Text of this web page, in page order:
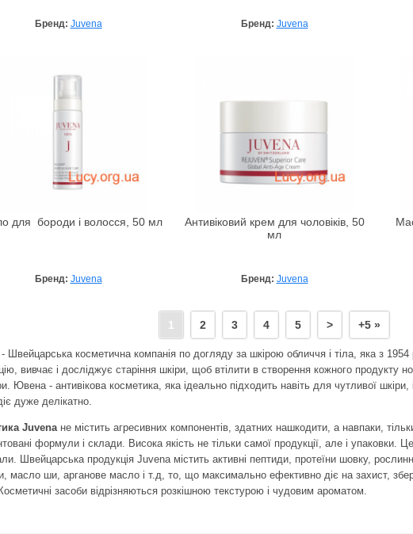
Бренд: Juvena Бренд: Juvena
для бороди і волосся, 50 мл
Бренд: Juvena
Антивіковий крем для чоловіків, 50
мл
Бренд: Juvena
1 2 3 4 5 > +5 »
Швейцарська косметична компанія по догляду за шкірою обличчя і тіла, яка з 1954
вивчає і досліджує старіння шкіри, щоб втілити в створення кожного продукту
Ювена - антивікова косметика, яка ідеально підходить навіть для чутливої
дуже делікатно.
Juvena не містить агресивних компонентів, здатних нашкодити, а навпаки,
формули і склади. Висока якість не тільки самої продукції, але і упаковки.
Швейцарська продукція Juvena містить активні пептиди, протеїни шовку,
масло ши, арганове масло і т.д, то, що максимально ефективно діє на захист,
засоби відрізняються розкішною текстурою і чудовим ароматом.